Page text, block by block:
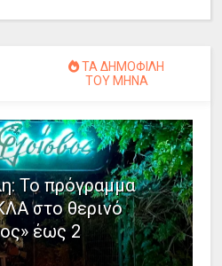
ΤΑ ΔΗΜΟΦΙΛΗ
ΤΟΥ ΜΗΝΑ
Το πρόγραμμα
στο θερινό
έως 2